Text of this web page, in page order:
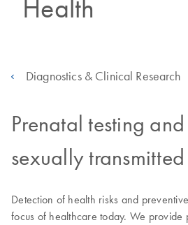
Health
Diagnostics & Clinical Research
Prenatal testing
sexually
Detection of health risks and
focus of healthcare today. We provide